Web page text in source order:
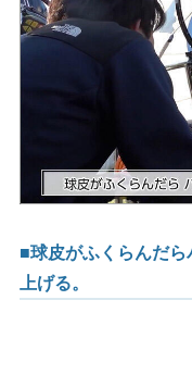
■球皮がふくらんだ
上げる。